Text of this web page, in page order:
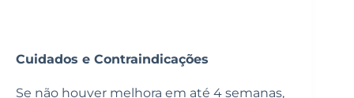
Cuidados e Contraindicações
Se não houver melhora em até 4 semanas,